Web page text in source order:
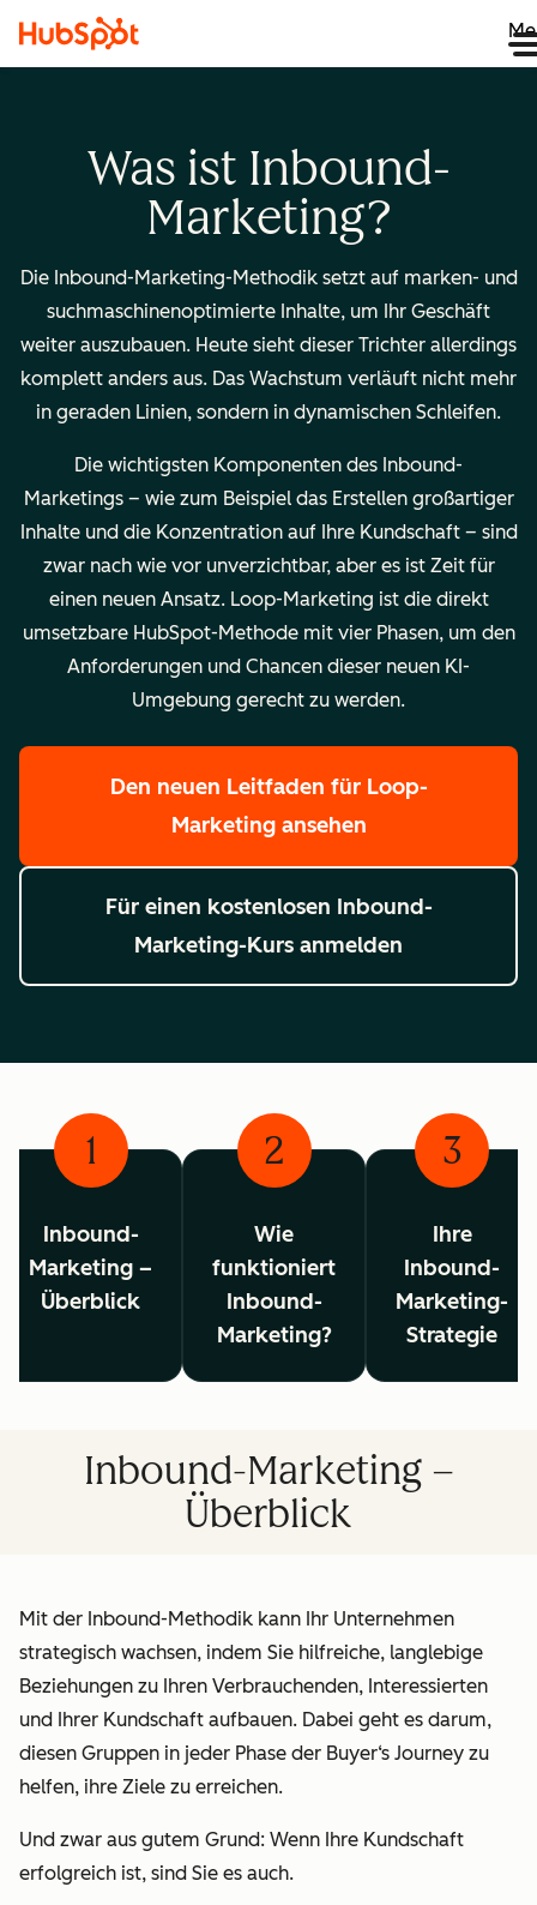
Was ist Inbound-
Marketing?
Die Inbound-Marketing-Methodik setzt auf marken- und
suchmaschinenoptimierte Inhalte, um Ihr Geschäft
weiter auszubauen. Heute sieht dieser Trichter allerdings
komplett anders aus. Das Wachstum verläuft nicht mehr
in geraden Linien, sondern in dynamischen Schleifen.
Die wichtigsten Komponenten des Inbound-
Marketings – wie zum Beispiel das Erstellen großartiger
Inhalte und die Konzentration auf Ihre Kundschaft – sind
zwar nach wie vor unverzichtbar, aber es ist Zeit für
einen neuen Ansatz. Loop-Marketing ist die direkt
umsetzbare HubSpot-Methode mit vier Phasen, um den
Anforderungen und Chancen dieser neuen KI-
Umgebung gerecht zu werden.
Den neuen Leitfaden für Loop-
Marketing ansehen
Für einen kostenlosen Inbound-
Marketing-Kurs anmelden
1
Inbound-
Marketing –
Überblick
2
Wie
funktioniert
Inbound-
Marketing?
3
Ihre
Inbound-
Marketing-
Strategie
Inbound-Marketing –
Überblick
Mit der Inbound-Methodik kann Ihr Unternehmen
strategisch wachsen, indem Sie hilfreiche, langlebige
Beziehungen zu Ihren Verbrauchenden, Interessierten
und Ihrer Kundschaft aufbauen. Dabei geht es darum,
diesen Gruppen in jeder Phase der Buyer‘s Journey zu
helfen, ihre Ziele zu erreichen.
Und zwar aus gutem Grund: Wenn Ihre Kundschaft
erfolgreich ist, sind Sie es auch.